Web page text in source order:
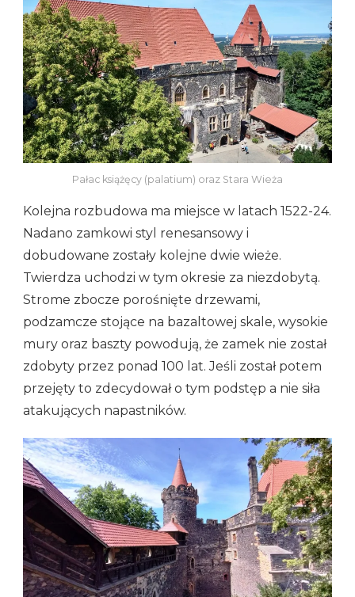
Pałac książęcy (palatium) oraz Stara Wieża
Kolejna rozbudowa ma miejsce w latach 1522-24.
Nadano zamkowi styl renesansowy i
dobudowane zostały kolejne dwie wieże.
Twierdza uchodzi w tym okresie za niezdobytą.
Strome zbocze porośnięte drzewami,
podzamcze stojące na bazaltowej skale, wysokie
mury oraz baszty powodują, że zamek nie został
zdobyty przez ponad 100 lat. Jeśli został potem
przejęty to zdecydował o tym podstęp a nie siła
atakujących napastników.